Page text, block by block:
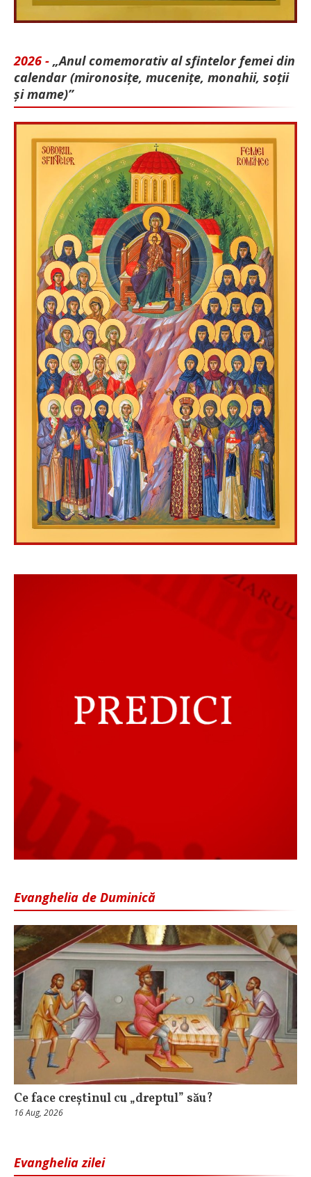
2026 - „Anul comemorativ al sfintelor femei din
calendar (mironosițe, mu­cenițe, monahii, soții
și mame)”
Evanghelia de Duminică
Ce face creștinul cu „dreptul” său?
16 Aug, 2026
Evanghelia zilei